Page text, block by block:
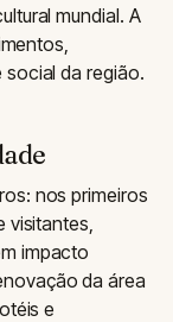
mundial. A
da região.
nos primeiros
impacto
da área
e